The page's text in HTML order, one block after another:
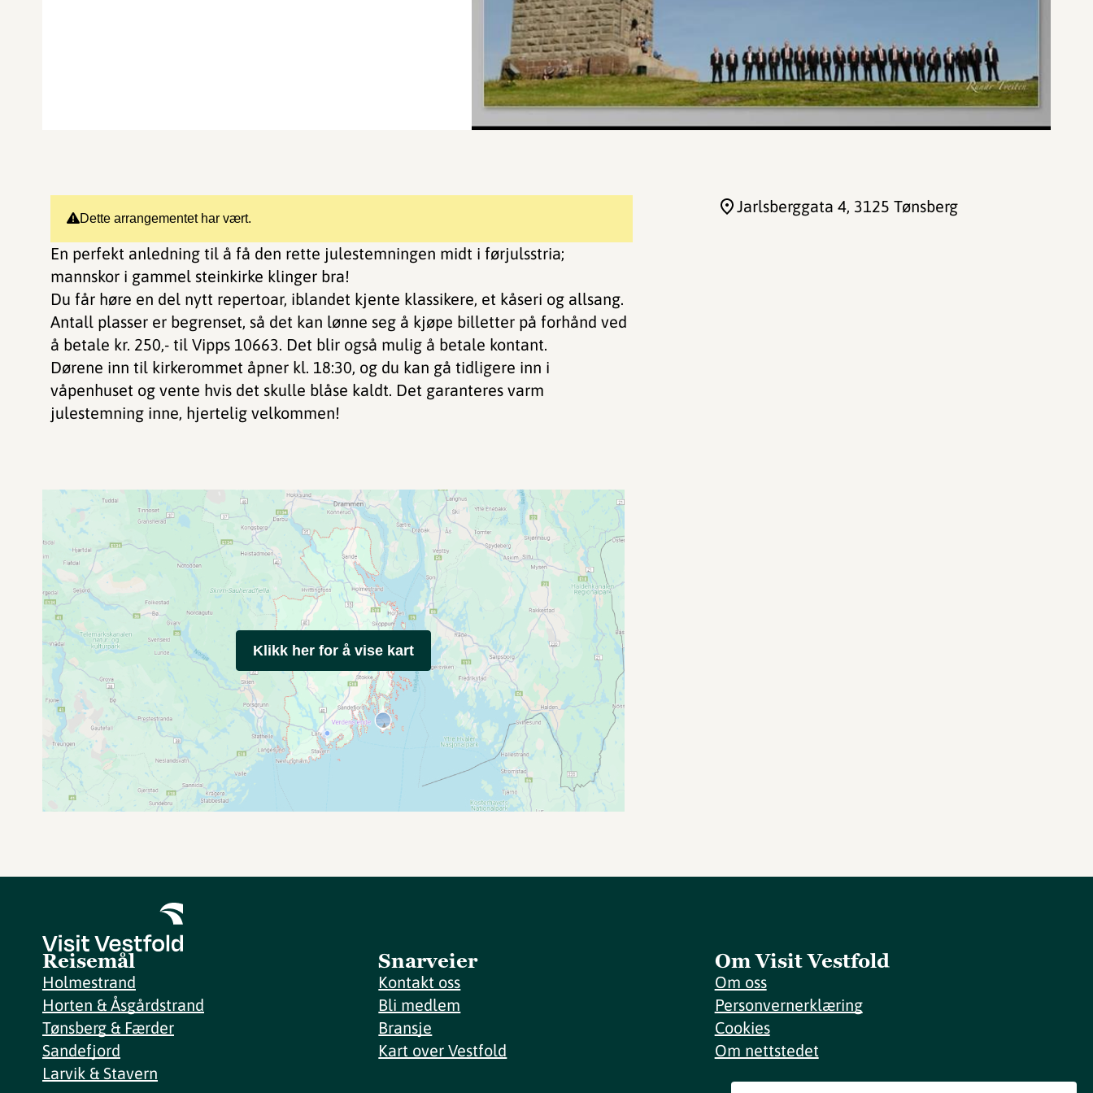
Dette arrangementet har vært.
En perfekt anledning til å få den rette julestemningen midt i førjulsstria;
mannskor i gammel steinkirke klinger bra!
Du får høre en del nytt repertoar, iblandet kjente klassikere, et kåseri og allsang.
Antall plasser er begrenset, så det kan lønne seg å kjøpe billetter på forhånd ved
å betale kr. 250,- til Vipps 10663. Det blir også mulig å betale kontant.
Dørene inn til kirkerommet åpner kl. 18:30, og du kan gå tidligere inn i
våpenhuset og vente hvis det skulle blåse kaldt. Det garanteres varm
julestemning inne, hjertelig velkommen!
Jarlsberggata 4, 3125 Tønsberg
Klikk her for å vise kart
Reisemål
Holmestrand
Horten & Åsgårdstrand
Tønsberg & Færder
Sandefjord
Larvik & Stavern
Snarveier
Kontakt oss
Bli medlem
Bransje
Kart over Vestfold
Om Visit Vestfold
Om oss
Personvernerklæring
Cookies
Om nettstedet